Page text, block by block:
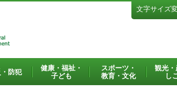
文字サイズ
・防犯
健康・福祉・
子ども
スポーツ・
教育・文化
観光・
し